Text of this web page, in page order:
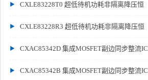
CXLE83228T0 超低待机功耗非隔离降压恒
CXLE83228R3 超低待机功耗非隔离降压恒
CXAC85342D 集成MOSFET副边同步整流IC
CXAC85342B 集成MOSFET副边同步整流IC